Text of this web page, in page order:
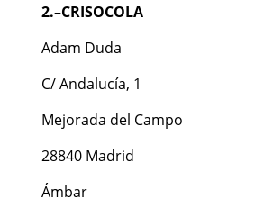
2.–CRISOCOLA
Adam Duda
C/ Andalucía, 1
Mejorada del Campo
28840 Madrid
Ámbar